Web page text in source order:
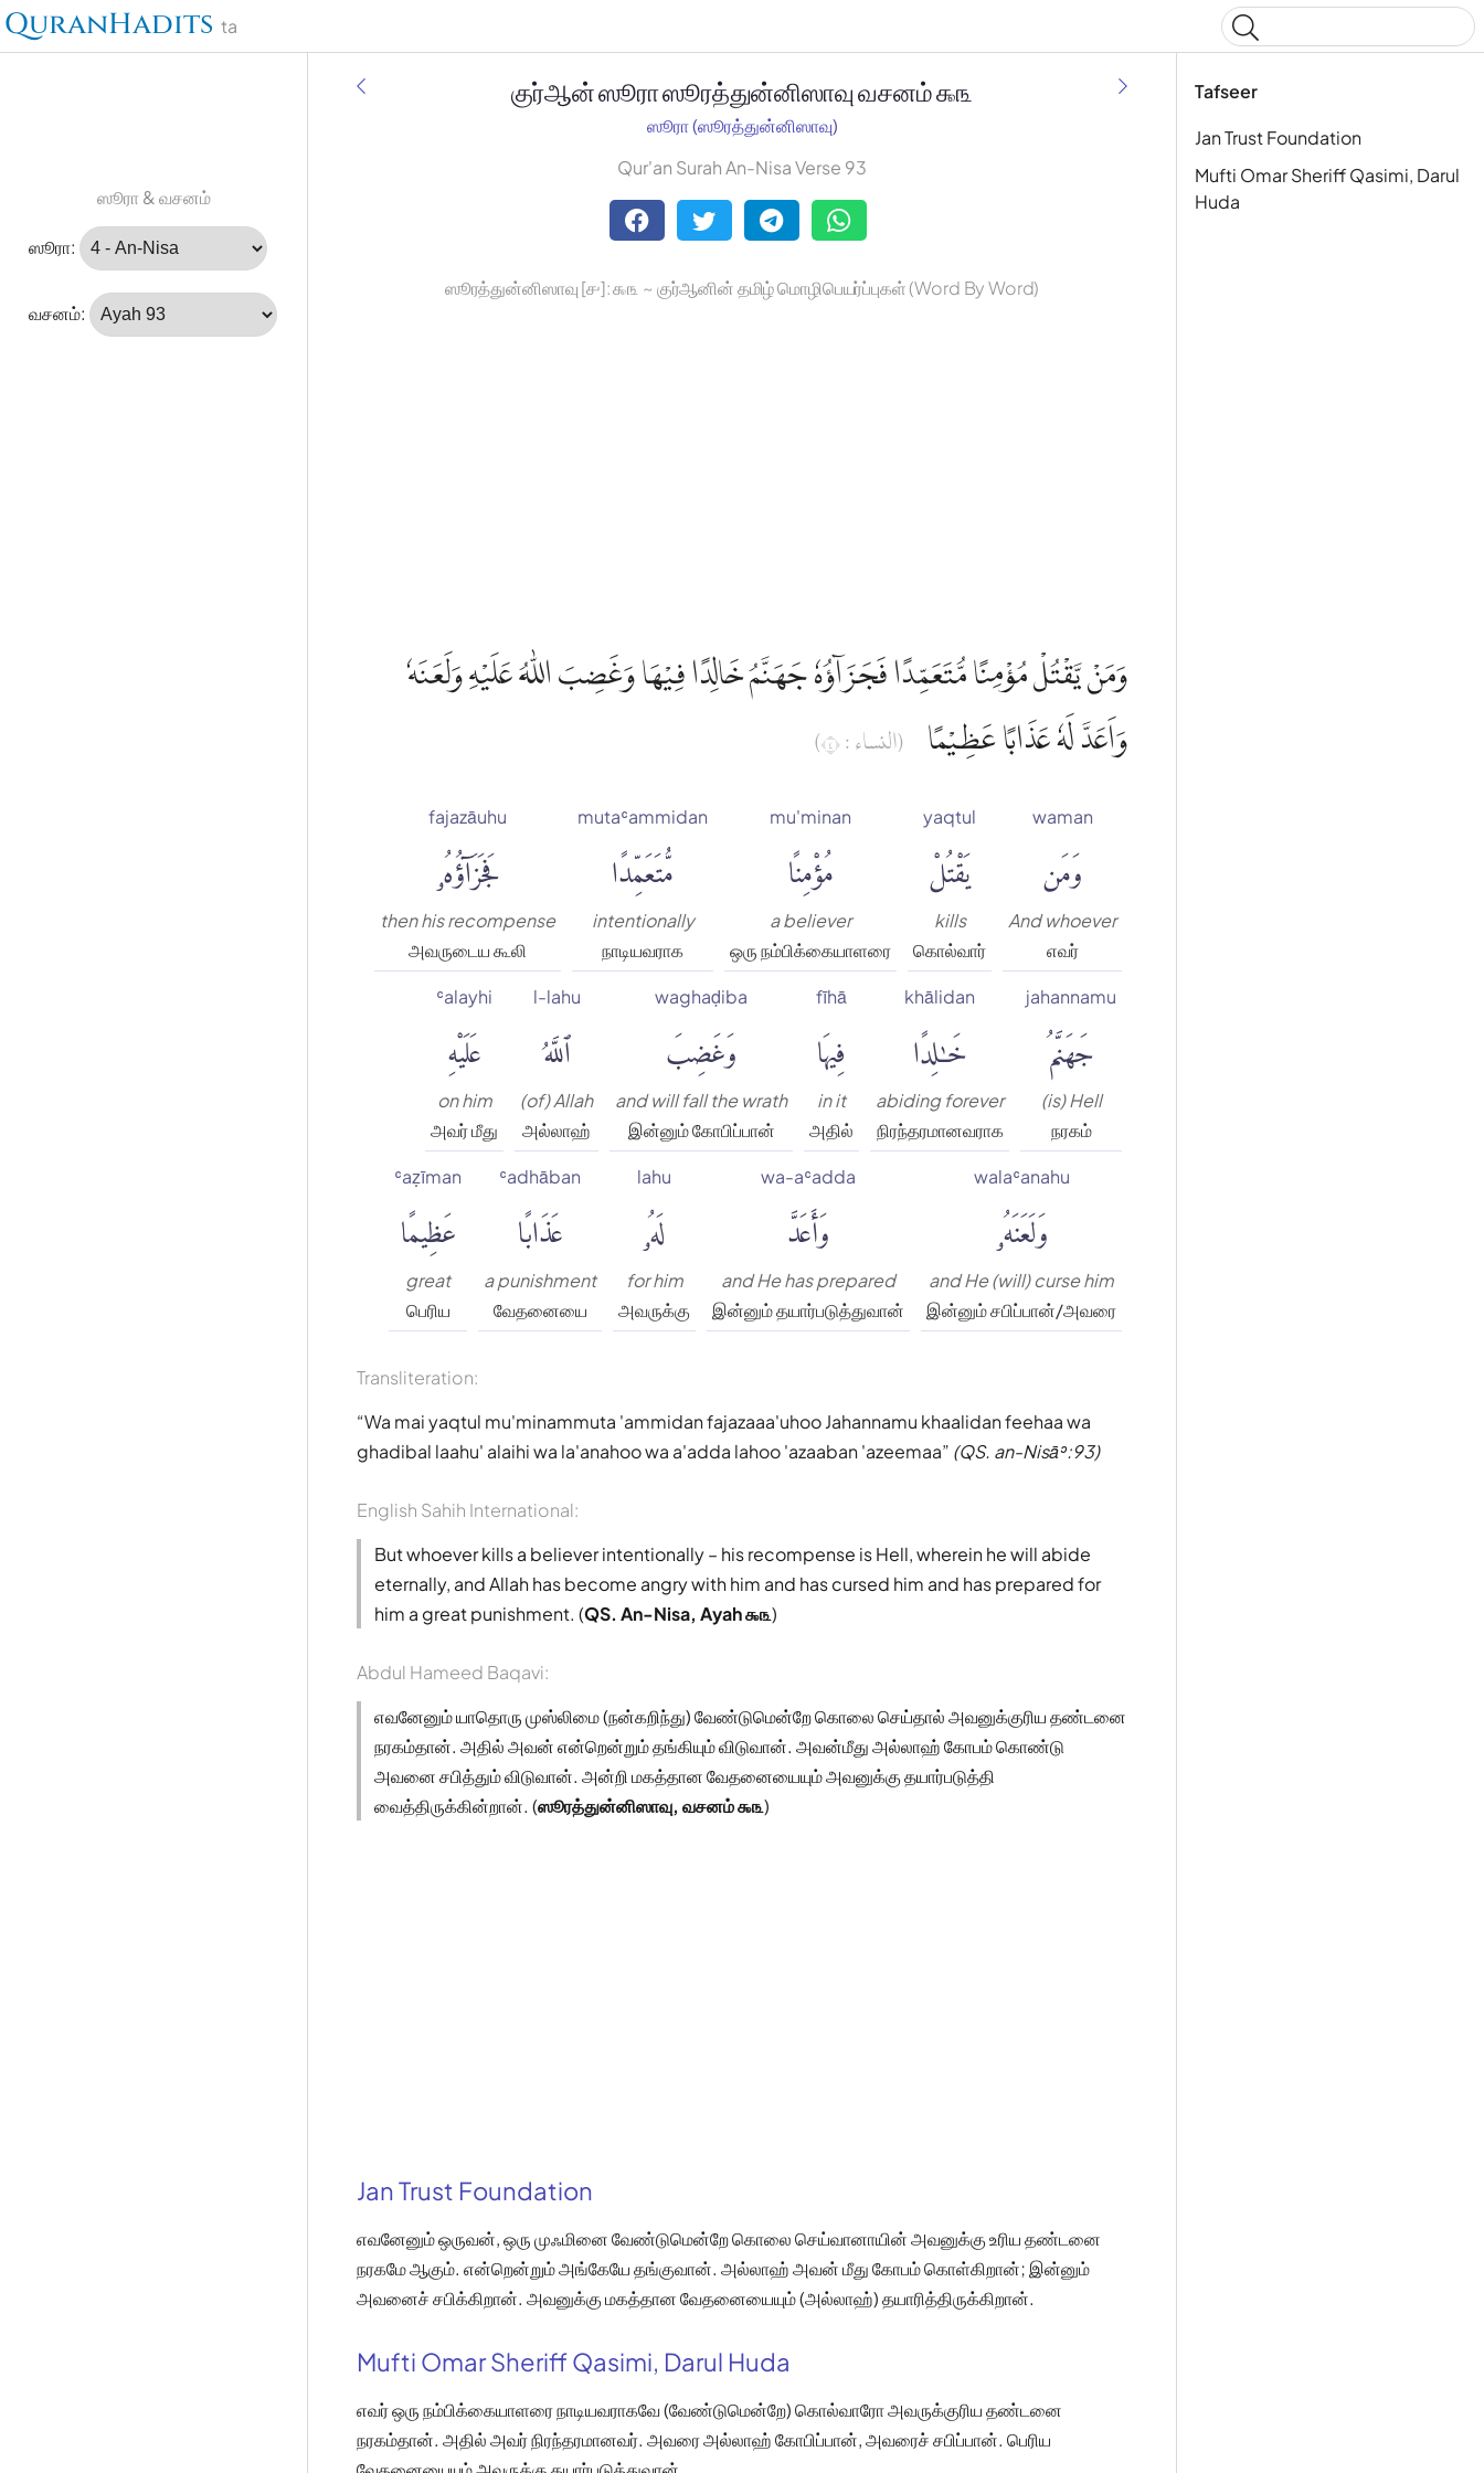
QuranHadits ta
ஸூரா & வசனம்
ஸூரா:
வசனம்:
Tafseer
Jan Trust Foundation
Mufti Omar Sheriff Qasimi, Darul
Huda
குர்ஆன் ஸூரா ஸூரத்துன்னிஸாவு வசனம் ௯௩
ஸூரா (ஸூரத்துன்னிஸாவு)
Qur'an Surah An-Nisa Verse 93
ஸூரத்துன்னிஸாவு [௪]: ௯௩ ~ குர்ஆனின் தமிழ் மொழிபெயர்ப்புகள் (Word By Word)
وَمَنْ يَّقْتُلْ مُؤْمِنًا مُّتَعَمِّدًا فَجَزَاۤؤُهٗ جَهَنَّمُ خَالِدًا فِيْهَا وَغَضِبَ اللّٰهُ عَلَيْهِ وَلَعَنَهٗ
وَاَعَدَّ لَهٗ عَذَابًا عَظِيْمًا
(النساء : ٤)
waman
وَمَن
And whoever
எவர்
yaqtul
يَقْتُلْ
kills
கொல்வார்
mu'minan
مُؤْمِنًا
a believer
ஒரு நம்பிக்கையாளரை
mutaʿammidan
مُّتَعَمِّدًا
intentionally
நாடியவராக
fajazāuhu
فَجَزَآؤُهُۥ
then his recompense
அவருடைய கூலி
jahannamu
جَهَنَّمُ
(is) Hell
நரகம்
khālidan
خَٰلِدًا
abiding forever
நிரந்தரமானவராக
fīhā
فِيهَا
in it
அதில்
waghaḍiba
وَغَضِبَ
and will fall the wrath
இன்னும் கோபிப்பான்
l-lahu
ٱللَّهُ
(of) Allah
அல்லாஹ்
ʿalayhi
عَلَيْهِ
on him
அவர் மீது
walaʿanahu
وَلَعَنَهُۥ
and He (will) curse him
இன்னும் சபிப்பான்/அவரை
wa-aʿadda
وَأَعَدَّ
and He has prepared
இன்னும் தயார்படுத்துவான்
lahu
لَهُۥ
for him
அவருக்கு
ʿadhāban
عَذَابًا
a punishment
வேதனையை
ʿaẓīman
عَظِيمًا
great
பெரிய
Transliteration:
Wa mai yaqtul mu'minammuta 'ammidan fajazaaa'uhoo Jahannamu khaalidan feehaa wa
ghadibal laahu' alaihi wa la'anahoo wa a'adda lahoo 'azaaban 'azeemaa (QS. an-Nisāʾ:93)
English Sahih International:
But whoever kills a believer intentionally – his recompense is Hell, wherein he will abide
eternally, and Allah has become angry with him and has cursed him and has prepared for
him a great punishment. (QS. An-Nisa, Ayah ௯௩)
Abdul Hameed Baqavi:
எவனேனும் யாதொரு முஸ்லிமை (நன்கறிந்து) வேண்டுமென்றே கொலை செய்தால் அவனுக்குரிய தண்டனை
நரகம்தான். அதில் அவன் என்றென்றும் தங்கியும் விடுவான். அவன்மீது அல்லாஹ் கோபம் கொண்டு
அவனை சபித்தும் விடுவான். அன்றி மகத்தான வேதனையையும் அவனுக்கு தயார்படுத்தி
வைத்திருக்கின்றான். (ஸூரத்துன்னிஸாவு, வசனம் ௯௩)
Jan Trust Foundation
எவனேனும் ஒருவன், ஒரு முஃமினை வேண்டுமென்றே கொலை செய்வானாயின் அவனுக்கு உரிய தண்டனை
நரகமே ஆகும். என்றென்றும் அங்கேயே தங்குவான். அல்லாஹ் அவன் மீது கோபம் கொள்கிறான்; இன்னும்
அவனைச் சபிக்கிறான். அவனுக்கு மகத்தான வேதனையையும் (அல்லாஹ்) தயாரித்திருக்கிறான்.
Mufti Omar Sheriff Qasimi, Darul Huda
எவர் ஒரு நம்பிக்கையாளரை நாடியவராகவே (வேண்டுமென்றே) கொல்வாரோ அவருக்குரிய தண்டனை
நரகம்தான். அதில் அவர் நிரந்தரமானவர். அவரை அல்லாஹ் கோபிப்பான், அவரைச் சபிப்பான். பெரிய